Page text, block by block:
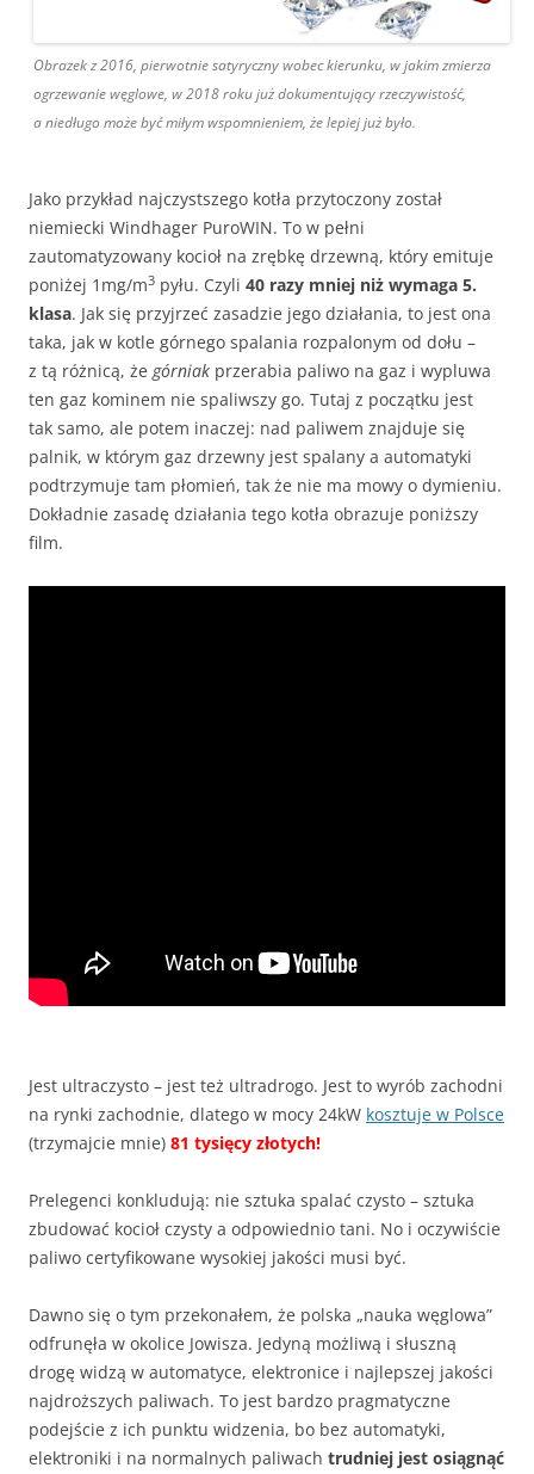
Obrazek z 2016, pierwotnie satyryczny wobec kierunku, w jakim zmierza
ogrzewanie węglowe, w 2018 roku już dokumentujący rzeczywistość,
a niedługo może być miłym wspomnieniem, że lepiej już było.
Jako przykład najczystszego kotła przytoczony został
niemiecki Windhager PuroWIN. To w pełni
zautomatyzowany kocioł na zrębkę drzewną, który emituje
poniżej 1mg/m3 pyłu. Czyli 40 razy mniej niż wymaga 5.
klasa. Jak się przyjrzeć zasadzie jego działania, to jest ona
taka, jak w kotle górnego spalania rozpalonym od dołu –
z tą różnicą, że górniak przerabia paliwo na gaz i wypluwa
ten gaz kominem nie spaliwszy go. Tutaj z początku jest
tak samo, ale potem inaczej: nad paliwem znajduje się
palnik, w którym gaz drzewny jest spalany a automatyki
podtrzymuje tam płomień, tak że nie ma mowy o dymieniu.
Dokładnie zasadę działania tego kotła obrazuje poniższy
film.
Jest ultraczysto – jest też ultradrogo. Jest to wyrób zachodni
na rynki zachodnie, dlatego w mocy 24kW kosztuje w Polsce
(trzymajcie mnie) 81 tysięcy złotych!
Prelegenci konkludują: nie sztuka spalać czysto – sztuka
zbudować kocioł czysty a odpowiednio tani. No i oczywiście
paliwo certyfikowane wysokiej jakości musi być.
Dawno się o tym przekonałem, że polska „nauka węglowa”
odfrunęła w okolice Jowisza. Jedyną możliwą i słuszną
drogę widzą w automatyce, elektronice i najlepszej jakości
najdroższych paliwach. To jest bardzo pragmatyczne
podejście z ich punktu widzenia, bo bez automatyki,
elektroniki i na normalnych paliwach trudniej jest osiągnąć